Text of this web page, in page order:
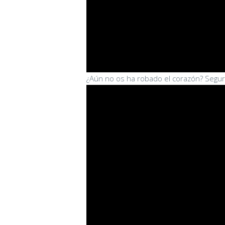
¿Aún no os ha robado el corazón?